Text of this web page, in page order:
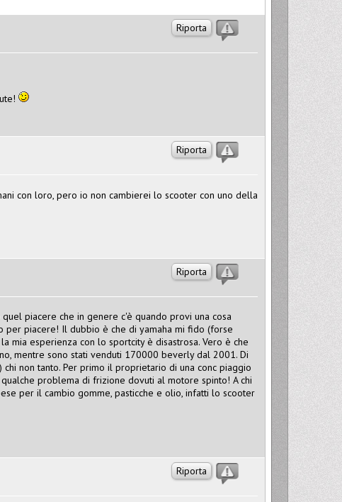
Riporta
Riporta
con loro, pero io non cambierei lo scooter con uno della
Riporta
piacere che in genere c'è quando provi una cosa
per piacere! Il dubbio è che di yamaha mi fido (forse
mia esperienza con lo sportcity è disastrosa. Vero è che
mentre sono stati venduti 170000 beverly dal 2001. Di
non tanto. Per primo il proprietario di una conc piaggio
problema di frizione dovuti al motore spinto! A chi
per il cambio gomme, pasticche e olio, infatti lo scooter
Riporta